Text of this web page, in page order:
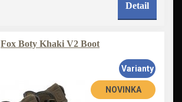
Detail
Fox Boty Khaki V2 Boot
NOVINKA
Varianty